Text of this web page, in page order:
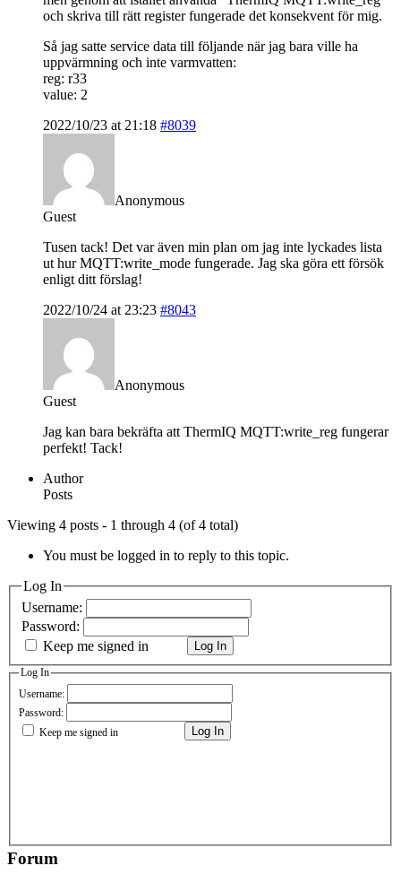
och skriva till rätt register fungerade det konsekvent för mig.
Så jag satte service data till följande när jag bara ville ha
uppvärmning och inte varmvatten:
reg: r33
value: 2
2022/10/23 at 21:18 #8039
Anonymous
Guest
Tusen tack! Det var även min plan om jag inte lyckades lista
ut hur MQTT:write_mode fungerade. Jag ska göra ett försök
enligt ditt förslag!
2022/10/24 at 23:23 #8043
Anonymous
Guest
Jag kan bara bekräfta att ThermIQ MQTT:write_reg fungerar
perfekt! Tack!
Author
Posts
Viewing 4 posts - 1 through 4 (of 4 total)
You must be logged in to reply to this topic.
Log In
Username:
Password:
Keep me signed in
Log In
Log In
Username:
Password:
Keep me signed in
Log In
Forum